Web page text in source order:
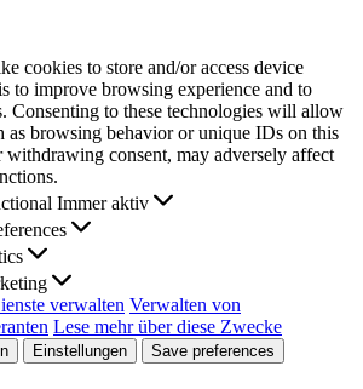
cookies to store and/or access device
to improve browsing experience and to
Consenting to these technologies will allow
as browsing behavior or unique IDs on this
withdrawing consent, may adversely affect
Immer aktiv
verwalten Verwalten von
Lese mehr über diese Zwecke
Einstellungen Save preferences